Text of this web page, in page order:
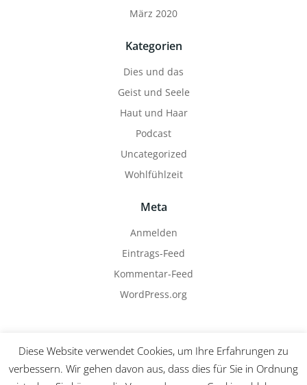
März 2020
Kategorien
Dies und das
Geist und Seele
Haut und Haar
Podcast
Uncategorized
Wohlfühlzeit
Meta
Anmelden
Eintrags-Feed
Kommentar-Feed
WordPress.org
Diese Website verwendet Cookies, um Ihre Erfahrungen zu
verbessern. Wir gehen davon aus, dass dies für Sie in Ordnung